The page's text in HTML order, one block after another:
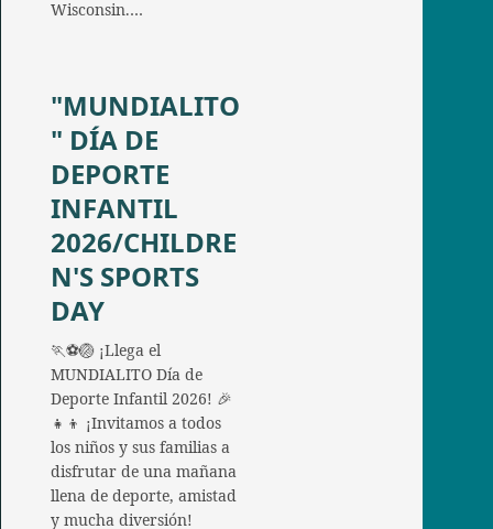
Wisconsin.…
"MUNDIALITO
" DÍA DE
DEPORTE
INFANTIL
2026/CHILDRE
N'S SPORTS
DAY
🏃⚽🏐 ¡Llega el
MUNDIALITO Día de
Deporte Infantil 2026! 🎉
👧👦 ¡Invitamos a todos
los niños y sus familias a
disfrutar de una mañana
llena de deporte, amistad
y mucha diversión!